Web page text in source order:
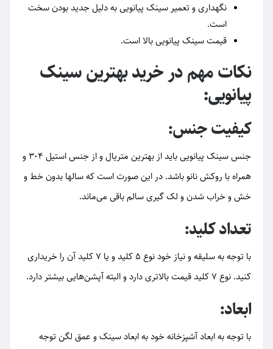
نگهداری و تعمیر سینک پیانویی به دلیل جدید بودن سخت
است.
قیمت سینک پیانویی بالا است.
نکات مهم در خرید بهترین سینک
پیانویی:
کیفیت جنس:
جنس سینک پیانویی باید از بهترین متریال و از جنس استیل 304 و
همراه با روکش نانو باشد. در این صورت است که سالها بدون خط و
خش و خراب شدن و لک گیری سالم باقی می‌ماند.
تعداد کلید:
با توجه به سلیقه و نیاز خود نوع 5 کلید و یا 7 کلید آن را خریداری
کنید. نوع 7 کلید قیمت بالاتری دارد و البته آپشن‌هایی بیشتر دارد.
ابعاد:
با توجه به ابعاد آشپزخانه خود به ابعاد سینک و عمق لگن توجه